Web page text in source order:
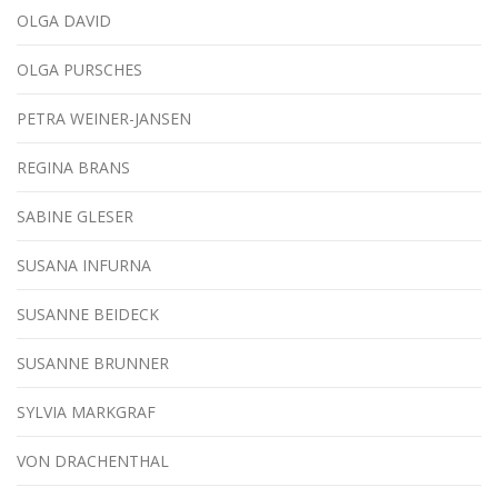
OLGA DAVID
OLGA PURSCHES
PETRA WEINER-JANSEN
REGINA BRANS
SABINE GLESER
SUSANA INFURNA
SUSANNE BEIDECK
SUSANNE BRUNNER
SYLVIA MARKGRAF
VON DRACHENTHAL